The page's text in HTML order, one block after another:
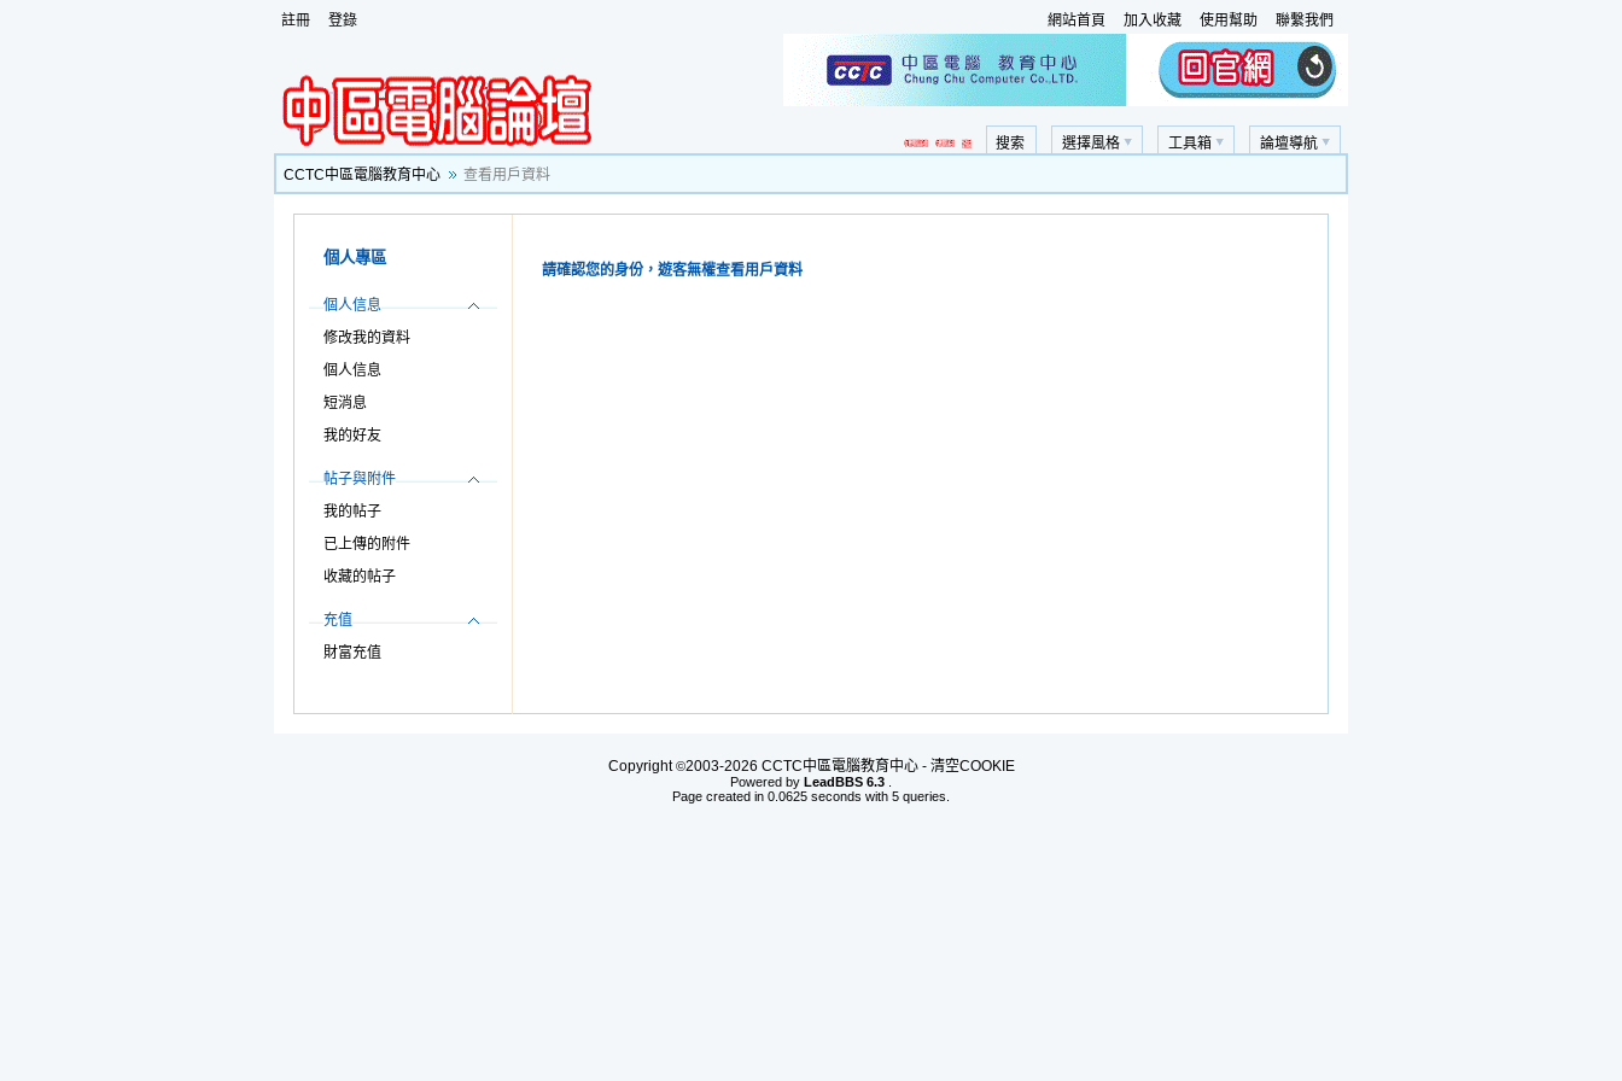
註冊 登錄 網站首頁 加入收藏 使用幫助 聯繫我們
論壇導航
工具箱
選擇風格
搜索
CCTC中區電腦教育中心
查看用戶資料
個人專區
個人信息
修改我的資料
個人信息
短消息
我的好友
帖子與附件
我的帖子
已上傳的附件
收藏的帖子
充值
財富充值
請確認您的身份，遊客無權查看用戶資料
Copyright©2003-2026 CCTC中區電腦教育中心 - 清空COOKIE
Powered by LeadBBS 6.3
Page created in 0.0625 seconds with 5 queries.